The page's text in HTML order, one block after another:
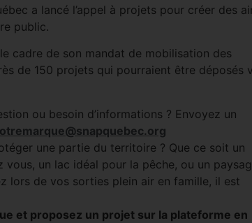
a lancé l’appel à projets pour créer des
public.
cadre de son mandat de mobilisation des
de 150 projets qui pourraient être déposés
ou besoin d’informations ? Envoyez un
une partie du territoire ? Que ce soit un
vous, un lac idéal pour la pêche, ou un
lors de vos sorties plein air en famille, il est
et proposez un projet sur la plateforme en